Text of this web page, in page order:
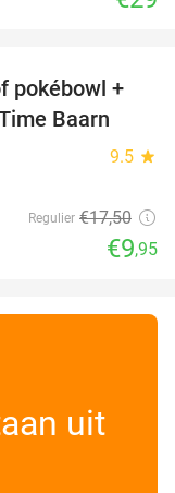
43%
pokébowl +
Baarn
9.5 star
Regulier €17,50
€9,95
uit